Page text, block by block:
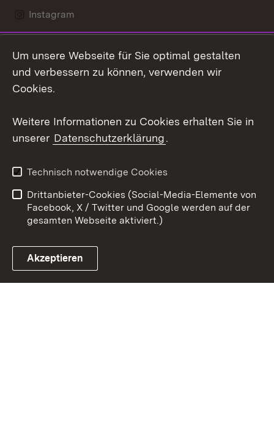
Instagram
Mastodon
Youtube
Link zum Landesportal
Kontakt
Datenschutz
Barrierefreiheit
Impressum Cookies
Um unsere Webseite für Sie optimal gestalten
und verbessern zu können, verwenden wir
Cookies.
Weitere Informationen zu Cookies erhalten Sie in
unserer Datenschutzerklärung.
Technisch notwendige Cookies
Drittanbieter-Cookies (Social-Media-Elemente von
Facebook, X / Twitter und Google werden auf der
gesamten Webseite aktiviert.)
Akzeptieren